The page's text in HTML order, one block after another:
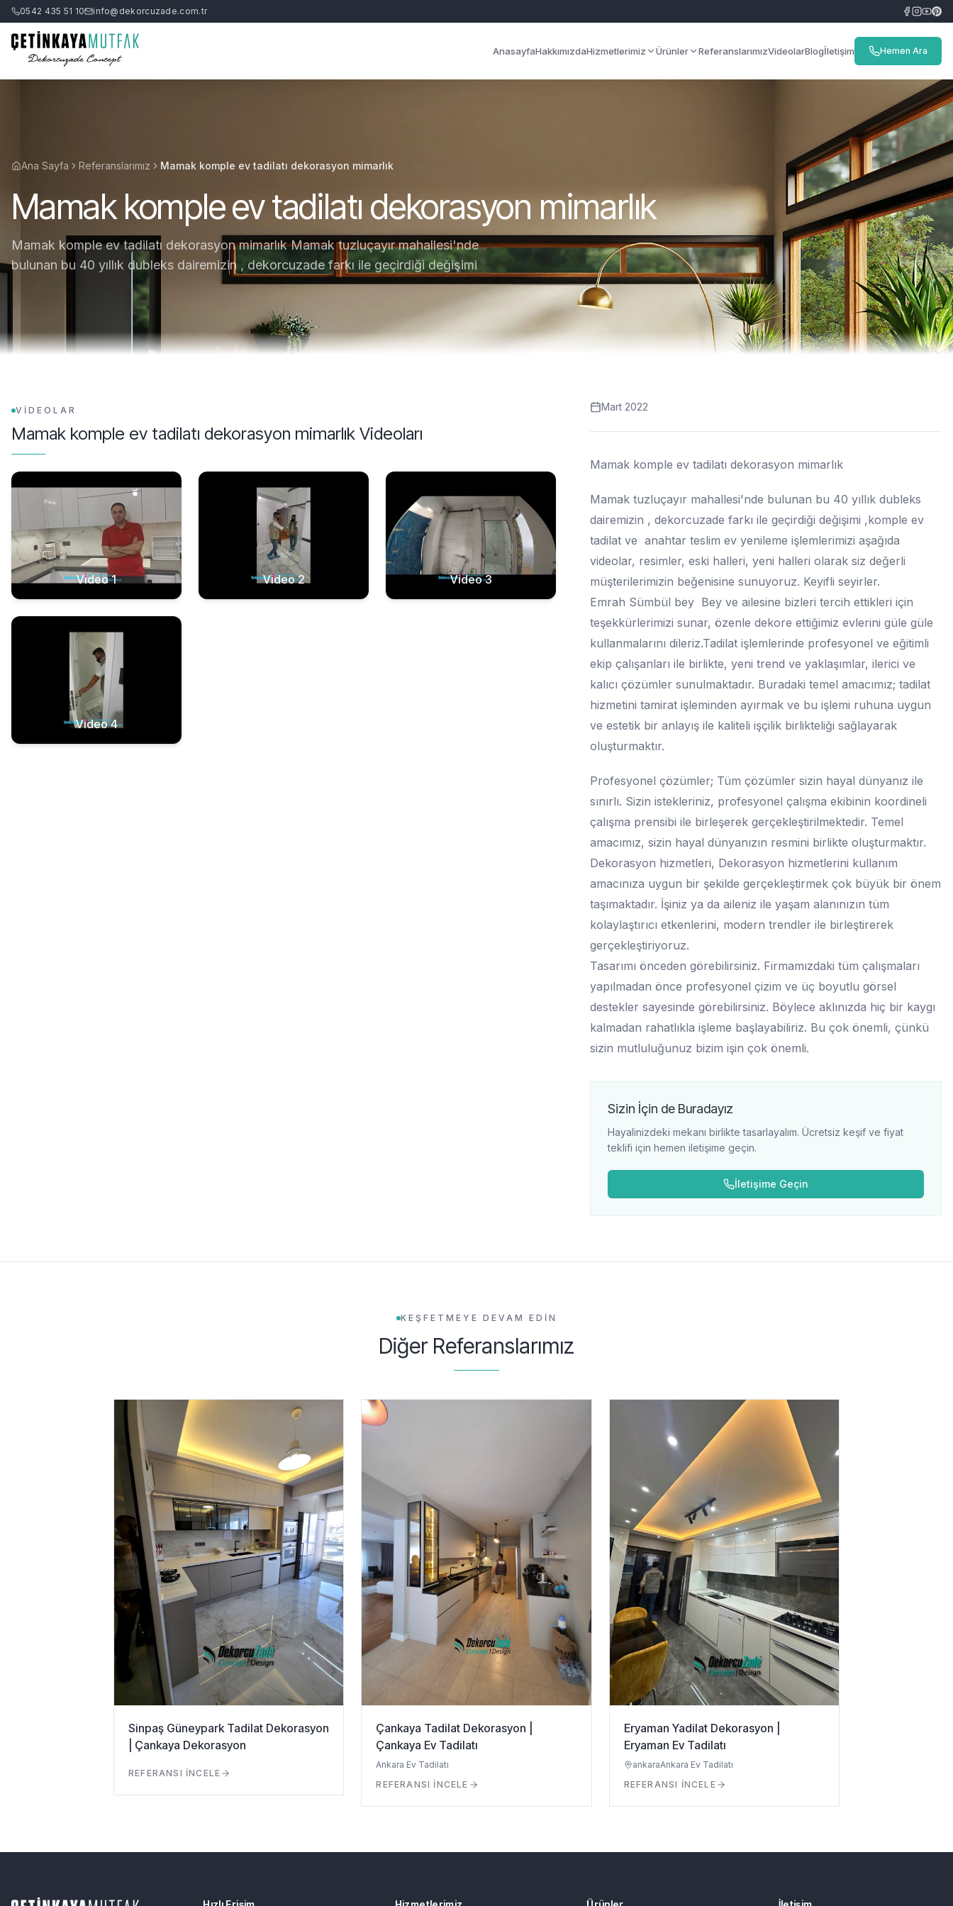
0542 435 51 10 info@dekorcuzade.com.tr
AnasayfaHakkımızdaHizmetlerimiz Ürünler ReferanslarımızVideolarBlogİletişim Hemen Ara
Ana Sayfa Referanslarımız Mamak komple ev tadilatı dekorasyon mimarlık
Mamak komple ev tadilatı dekorasyon mimarlık
Mamak komple ev tadilatı dekorasyon mimarlık Mamak tuzluçayır mahallesi'nde
bulunan bu 40 yıllık dubleks dairemizin , dekorcuzade farkı ile geçirdiği değişimi
VİDEOLAR
Mamak komple ev tadilatı dekorasyon mimarlık Videoları
Video 1 Video 2 Video 3
Video 4
Mart 2022
Mamak komple ev tadilatı dekorasyon mimarlık
Mamak tuzluçayır mahallesi'nde bulunan bu 40 yıllık dubleks
dairemizin , dekorcuzade farkı ile geçirdiği değişimi ,komple ev
tadilat ve anahtar teslim ev yenileme işlemlerimizi aşağıda
videolar, resimler, eski halleri, yeni halleri olarak siz değerli
müşterilerimizin beğenisine sunuyoruz. Keyifli seyirler.
Emrah Sümbül bey Bey ve ailesine bizleri tercih ettikleri için
teşekkürlerimizi sunar, özenle dekore ettiğimiz evlerini güle güle
kullanmalarını dileriz.Tadilat işlemlerinde profesyonel ve eğitimli
ekip çalışanları ile birlikte, yeni trend ve yaklaşımlar, ilerici ve
kalıcı çözümler sunulmaktadır. Buradaki temel amacımız; tadilat
hizmetini tamirat işleminden ayırmak ve bu işlemi ruhuna uygun
ve estetik bir anlayış ile kaliteli işçilik birlikteliği sağlayarak
oluşturmaktır.
Profesyonel çözümler; Tüm çözümler sizin hayal dünyanız ile
sınırlı. Sizin istekleriniz, profesyonel çalışma ekibinin koordineli
çalışma prensibi ile birleşerek gerçekleştirilmektedir. Temel
amacımız, sizin hayal dünyanızın resmini birlikte oluşturmaktır.
Dekorasyon hizmetleri, Dekorasyon hizmetlerini kullanım
amacınıza uygun bir şekilde gerçekleştirmek çok büyük bir önem
taşımaktadır. İşiniz ya da aileniz ile yaşam alanınızın tüm
kolaylaştırıcı etkenlerini, modern trendler ile birleştirerek
gerçekleştiriyoruz.
Tasarımı önceden görebilirsiniz. Firmamızdaki tüm çalışmaları
yapılmadan önce profesyonel çizim ve üç boyutlu görsel
destekler sayesinde görebilirsiniz. Böylece aklınızda hiç bir kaygı
kalmadan rahatlıkla işleme başlayabiliriz. Bu çok önemli, çünkü
sizin mutluluğunuz bizim işin çok önemli.
Sizin İçin de Buradayız
Hayalinizdeki mekanı birlikte tasarlayalım. Ücretsiz keşif ve fiyat
teklifi için hemen iletişime geçin.
İletişime Geçin
KEŞFETMEYE DEVAM EDİN
Diğer Referanslarımız
Sinpaş Güneypark Tadilat Dekorasyon
| Çankaya Dekorasyon
REFERANSI İNCELE
Çankaya Tadilat Dekorasyon |
Çankaya Ev Tadilatı
Ankara Ev Tadilatı
REFERANSI İNCELE
Eryaman Yadilat Dekorasyon |
Eryaman Ev Tadilatı
ankaraAnkara Ev Tadilatı
REFERANSI İNCELE